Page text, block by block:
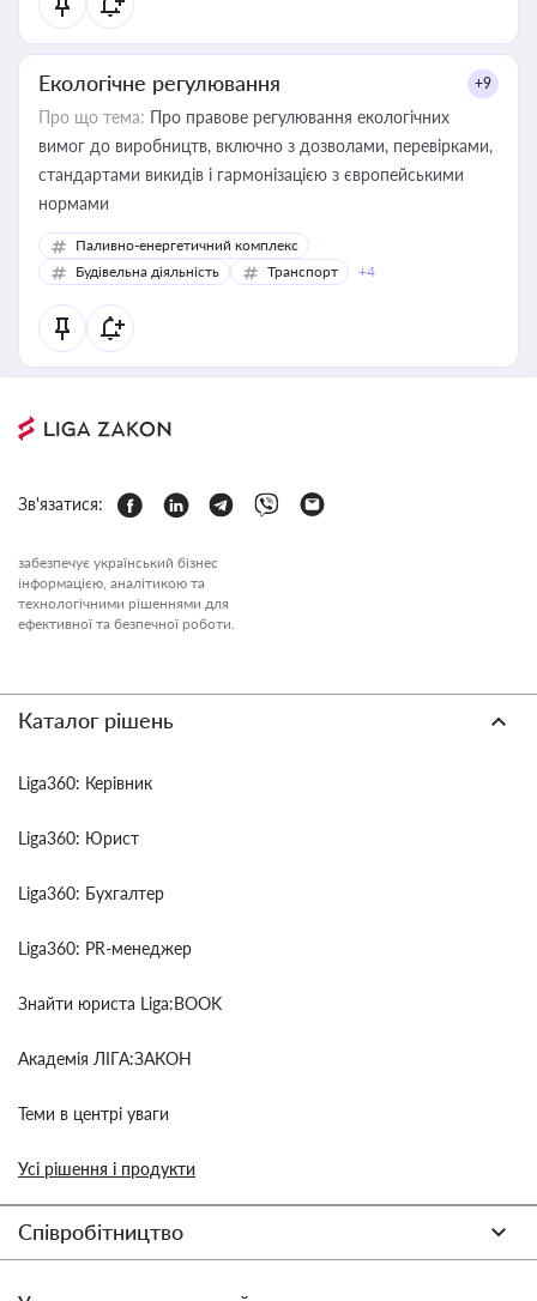
Екологічне регулювання +9
Про що тема: Про правове регулювання екологічних
вимог до виробництв, включно з дозволами, перевірками,
стандартами викидів і гармонізацією з європейськими
нормами
Паливно-енергетичний комплекс
Будівельна діяльність
Транспорт +4
Зв'язатися:
забезпечує український бізнес
інформацією, аналітикою та
технологічними рішеннями для
ефективної та безпечної роботи.
Каталог рішень
Liga360: Керівник
Liga360: Юрист
Liga360: Бухгалтер
Liga360: PR-менеджер
Знайти юриста Liga:BOOK
Академія ЛІГА:ЗАКОН
Теми в центрі уваги
Усі рішення і продукти
Співробітництво